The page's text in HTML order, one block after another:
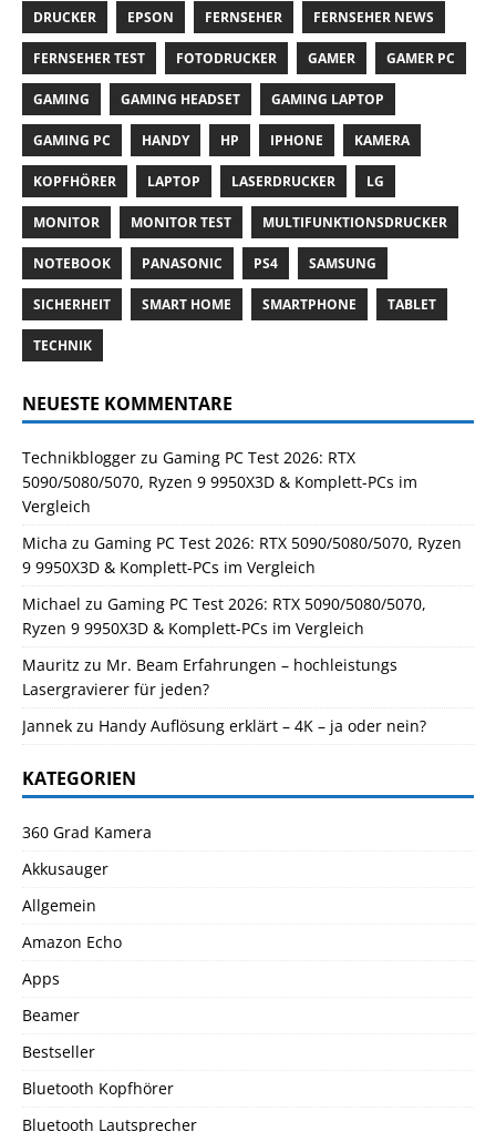
DRUCKER EPSON FERNSEHER FERNSEHER NEWS
FERNSEHER TEST FOTODRUCKER GAMER GAMER PC
GAMING GAMING HEADSET GAMING LAPTOP
GAMING PC HANDY HP IPHONE KAMERA
KOPFHÖRER LAPTOP LASERDRUCKER LG
MONITOR MONITOR TEST MULTIFUNKTIONSDRUCKER
NOTEBOOK PANASONIC PS4 SAMSUNG
SICHERHEIT SMART HOME SMARTPHONE TABLET
TECHNIK
NEUESTE KOMMENTARE
Technikblogger zu Gaming PC Test 2026: RTX
5090/5080/5070, Ryzen 9 9950X3D & Komplett-PCs im
Vergleich
Micha zu Gaming PC Test 2026: RTX 5090/5080/5070, Ryzen
9 9950X3D & Komplett-PCs im Vergleich
Michael zu Gaming PC Test 2026: RTX 5090/5080/5070,
Ryzen 9 9950X3D & Komplett-PCs im Vergleich
Mauritz zu Mr. Beam Erfahrungen – hochleistungs
Lasergravierer für jeden?
Jannek zu Handy Auflösung erklärt – 4K – ja oder nein?
KATEGORIEN
360 Grad Kamera
Akkusauger
Allgemein
Amazon Echo
Apps
Beamer
Bestseller
Bluetooth Kopfhörer
Bluetooth Lautsprecher